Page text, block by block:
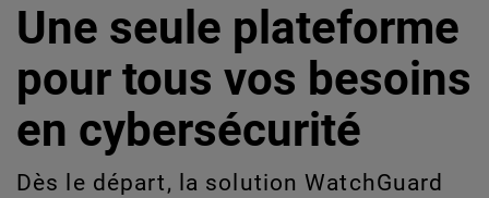
Une seule plateforme
pour tous vos besoins
en cybersécurité
Dès le départ, la solution WatchGuard